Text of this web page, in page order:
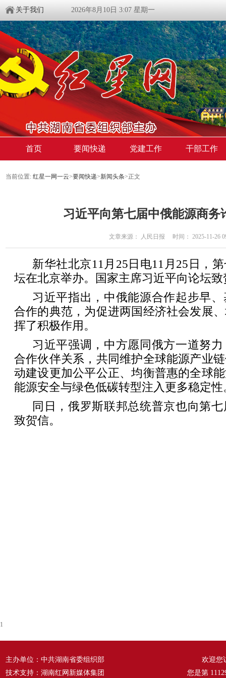
关于我们 2026年8月10日 3:07 星期一
首页 要闻快递 党建工作 干部工作
当前位置: 红星一网一云>要闻快递>新闻头条>正文
习近平向第七届中俄能源商务
文章来源： 人民日报 时间： 2025-11-26
新华社北京11月25日电11月25日，
坛在北京举办。国家主席习近平向论坛致
习近平指出，中俄能源合作起步早
合作的典范，为促进两国经济社会发展
挥了积极作用。
习近平强调，中方愿同俄方一道努
合作伙伴关系，共同维护全球能源产业
动建设更加公平公正、均衡普惠的全球
能源安全与绿色低碳转型注入更多稳定性
同日，俄罗斯联邦总统普京也向第
致贺信。
1
主办单位：中共湖南省委组织部
技术支持：湖南红网新媒体集团
欢迎您
您是第